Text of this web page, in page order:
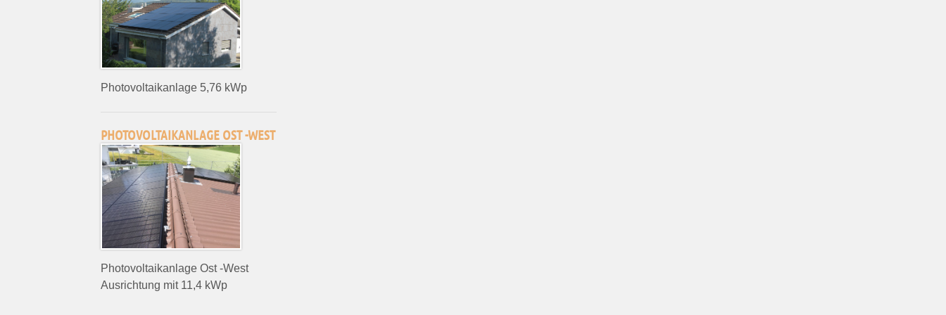
Photovoltaikanlage 5,76 kWp
PHOTOVOLTAIKANLAGE OST -WEST
Photovoltaikanlage Ost -West
Ausrichtung mit 11,4 kWp